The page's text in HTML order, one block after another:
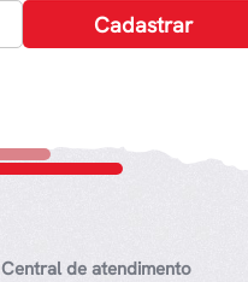
Central de atendimento